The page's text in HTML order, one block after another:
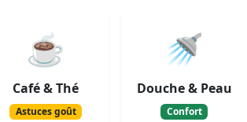
☕
Café & Thé
Astuces goût
🚿
Douche & Peau
Confort